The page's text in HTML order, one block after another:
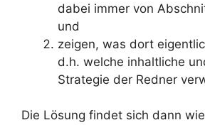
dabei immer von
und
zeigen, was dort
d.h. welche inhaltliche
Strategie der Redner
Die Lösung findet sich dann